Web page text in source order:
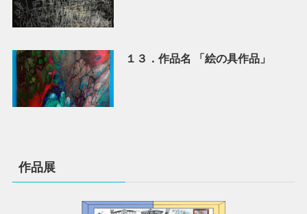
１３．作品名 「絵の具作品」
作品展